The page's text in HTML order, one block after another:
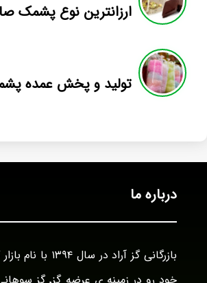
ارزانترین نوع پشمک
درباره ما
بازرگانی گز آراد در